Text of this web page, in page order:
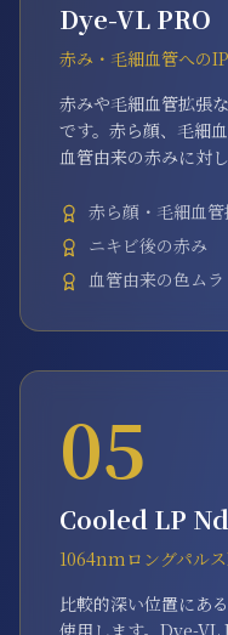
Dye-VL PRO
赤み・毛細血管への
赤みや毛細血管拡張
です。赤ら顔、毛細
血管由来の赤みに対
赤ら顔・毛細血
ニキビ後の赤み
血管由来の色ムラ
05
Cooled LP
1064nmロングパル
比較的深い位置にあ
使用します。Dye-VL